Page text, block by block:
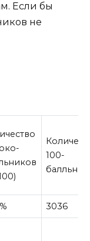
Если бы
не
100-
3036